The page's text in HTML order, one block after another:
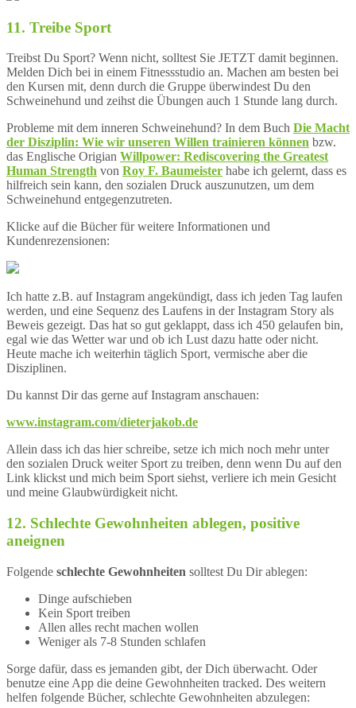
11. Treibe Sport
Treibst Du Sport? Wenn nicht, solltest Sie JETZT damit beginnen.
Melden Dich bei in einem Fitnessstudio an. Machen am besten bei
den Kursen mit, denn durch die Gruppe überwindest Du den
Schweinehund und zeihst die Übungen auch 1 Stunde lang durch.
Probleme mit dem inneren Schweinehund? In dem Buch Die Macht
der Disziplin: Wie wir unseren Willen trainieren können bzw.
das Englische Origian Willpower: Rediscovering the Greatest
Human Strength von Roy F. Baumeister habe ich gelernt, dass es
hilfreich sein kann, den sozialen Druck auszunutzen, um dem
Schweinehund entgegenzutreten.
Klicke auf die Bücher für weitere Informationen und
Kundenrezensionen:
Ich hatte z.B. auf Instagram angekündigt, dass ich jeden Tag laufen
werden, und eine Sequenz des Laufens in der Instagram Story als
Beweis gezeigt. Das hat so gut geklappt, dass ich 450 gelaufen bin,
egal wie das Wetter war und ob ich Lust dazu hatte oder nicht.
Heute mache ich weiterhin täglich Sport, vermische aber die
Disziplinen.
Du kannst Dir das gerne auf Instagram anschauen:
www.instagram.com/dieterjakob.de
Allein dass ich das hier schreibe, setze ich mich noch mehr unter
den sozialen Druck weiter Sport zu treiben, denn wenn Du auf den
Link klickst und mich beim Sport siehst, verliere ich mein Gesicht
und meine Glaubwürdigkeit nicht.
12. Schlechte Gewohnheiten ablegen, positive
aneignen
Folgende schlechte Gewohnheiten solltest Du Dir ablegen:
Dinge aufschieben
Kein Sport treiben
Allen alles recht machen wollen
Weniger als 7-8 Stunden schlafen
Sorge dafür, dass es jemanden gibt, der Dich überwacht. Oder
benutze eine App die deine Gewohnheiten tracked. Des weitern
helfen folgende Bücher, schlechte Gewohnheiten abzulegen: